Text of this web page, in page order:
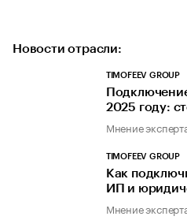
Новости отрасли:
TIMOFEEV GROUP
2025 году:
Мнение
TIMOFEEV GROUP
Как
ИП и
Мнение